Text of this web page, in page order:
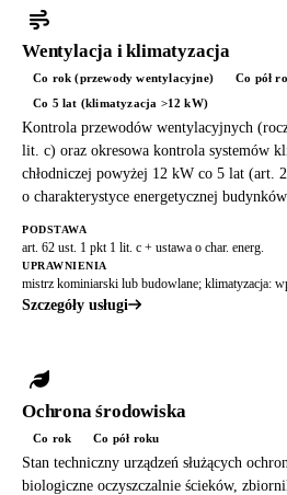
Wentylacja i klimatyzacja
Co rok (przewody wentylacyjne)
Co pół
Co 5 lat (klimatyzacja >12 kW)
Kontrola przewodów wentylacyjnych
lit. c) oraz okresowa kontrola systemów
chłodniczej powyżej 12 kW co 5 lat (art.
o charakterystyce energetycznej
PODSTAWA
art. 62 ust. 1 pkt 1 lit. c + ustawa o char. energ.
UPRAWNIENIA
mistrz kominiarski lub budowlane; klimatyzacja:
Szczegóły usługi
Ochrona środowiska
Co rok Co pół roku
Stan techniczny urządzeń służących
biologiczne oczyszczalnie ścieków,